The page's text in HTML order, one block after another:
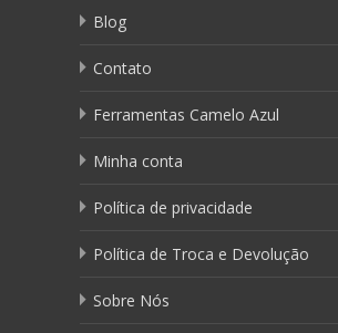
Blog
Contato
Ferramentas Camelo Azul
Minha conta
Política de privacidade
Política de Troca e Devolução
Sobre Nós